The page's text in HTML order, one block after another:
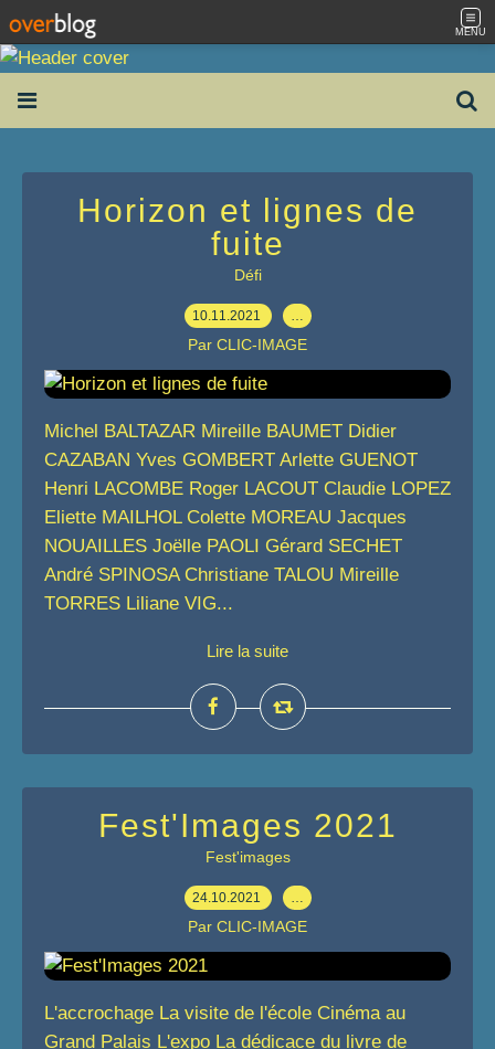
MENU
Horizon et lignes de
fuite
Défi
10.11.2021 …
Par CLIC-IMAGE
Michel BALTAZAR Mireille BAUMET Didier
CAZABAN Yves GOMBERT Arlette GUENOT
Henri LACOMBE Roger LACOUT Claudie LOPEZ
Eliette MAILHOL Colette MOREAU Jacques
NOUAILLES Joëlle PAOLI Gérard SECHET
André SPINOSA Christiane TALOU Mireille
TORRES Liliane VIG...
Lire la suite
Fest'Images 2021
Fest'images
24.10.2021 …
Par CLIC-IMAGE
L'accrochage La visite de l'école Cinéma au
Grand Palais L'expo La dédicace du livre de